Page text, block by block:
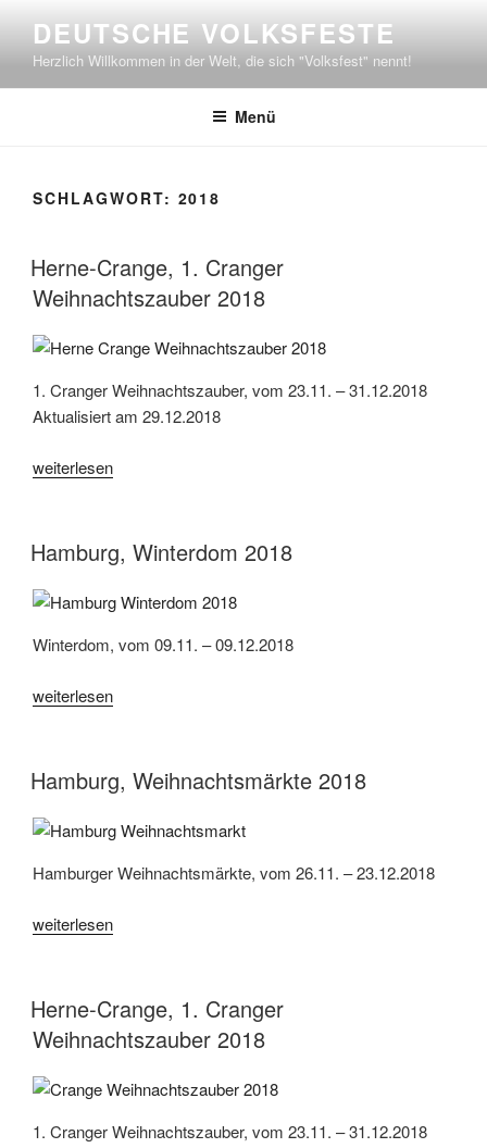
springen
DEUTSCHE VOLKSFESTE
Herzlich Willkommen in der Welt, die sich "Volksfest" nennt!
Menü
SCHLAGWORT: 2018
Herne-Crange, 1. Cranger
Weihnachtszauber 2018
1. Cranger Weihnachtszauber, vom 23.11. – 31.12.2018
Aktualisiert am 29.12.2018
„Herne-
Cranger
Weihnachtszauber
2018“
weiterlesen
Hamburg, Winterdom 2018
Winterdom, vom 09.11. – 09.12.2018
„Hamburg,
weiterlesen
Hamburg, Weihnachtsmärkte 2018
Hamburger Weihnachtsmärkte, vom 26.11. – 23.12.2018
„Hamburg,
weiterlesen
Herne-Crange, 1. Cranger
Weihnachtszauber 2018
1. Cranger Weihnachtszauber, vom 23.11. – 31.12.2018